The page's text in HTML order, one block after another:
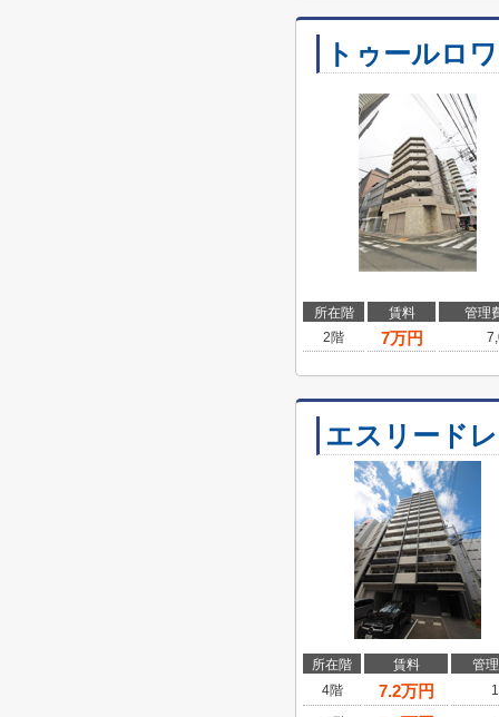
トゥールロ
所在階 賃料
管理
2階
7万円
エスリード
所在階 賃料
管
4階
7.2万円